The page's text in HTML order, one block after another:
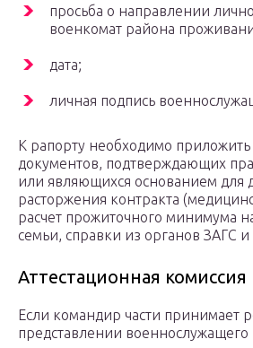
просьба о направлении
военкомат района
дата;
личная подпись
К рапорту необходимо приложить
документов, подтверждающих
или являющихся основанием для
расторжения контракта
расчет прожиточного минимума
семьи, справки из органов ЗАГС и
Аттестационная комиссия
Если командир части принимает
представлении военнослужащего